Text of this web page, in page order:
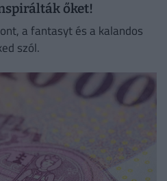
őket!
a fantasyt és a kalandos
szól.